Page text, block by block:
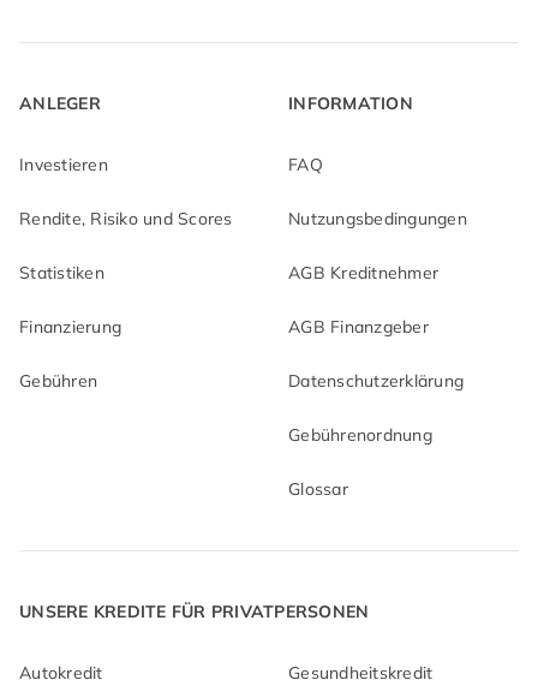
ANLEGER
Investieren
Rendite, Risiko und Scores
Statistiken
Finanzierung
Gebühren
INFORMATION
FAQ
Nutzungsbedingungen
AGB Kreditnehmer
AGB Finanzgeber
Datenschutzerklärung
Gebührenordnung
Glossar
UNSERE KREDITE FÜR PRIVATPERSONEN
Autokredit Gesundheitskredit